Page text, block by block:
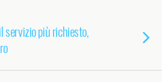
servizio più richiesto,